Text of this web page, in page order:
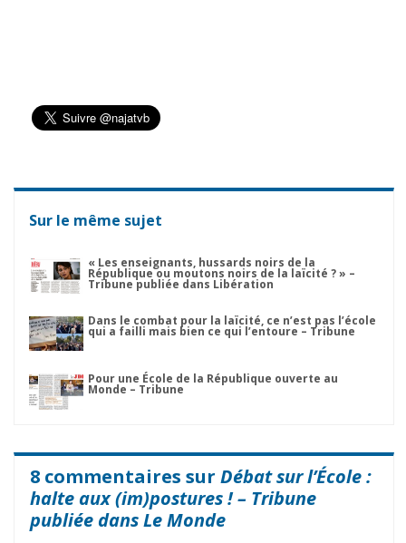
Sur le même sujet
« Les enseignants, hussards noirs de la
République ou moutons noirs de la laïcité ? » –
Tribune publiée dans Libération
Dans le combat pour la laïcité, ce n’est pas l’école
qui a failli mais bien ce qui l’entoure – Tribune
Pour une École de la République ouverte au
Monde – Tribune
8 commentaires sur Débat sur l’École :
halte aux (im)postures ! – Tribune
publiée dans Le Monde